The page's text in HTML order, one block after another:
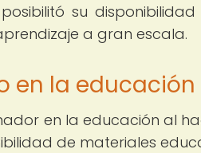
su
a gran escala.
en la educación
en la educación al
de materiales